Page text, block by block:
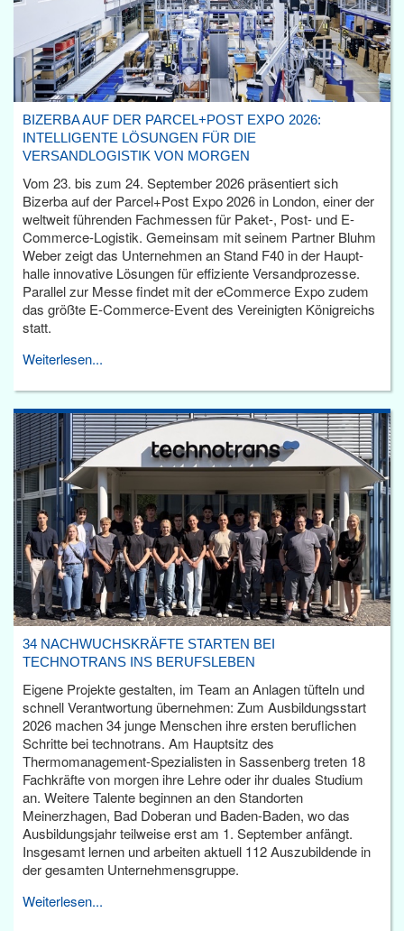
BIZERBA AUF DER PARCEL+POST EXPO 2026:
INTELLIGENTE LÖSUNGEN FÜR DIE
VERSANDLOGISTIK VON MORGEN
Vom 23. bis zum 24. September 2026 präsentiert sich
Bizerba auf der Parcel+Post Expo 2026 in London, einer der
weltweit führenden Fachmessen für Paket-, Post- und E-
Commerce-Logistik. Gemeinsam mit seinem Partner Bluhm
Weber zeigt das Unternehmen an Stand F40 in der Haupt­
halle innovative Lösungen für effiziente Versandprozesse.
Parallel zur Messe findet mit der eCommerce Expo zudem
das größte E-Commerce-Event des Vereinigten Königreichs
statt.
Weiterlesen...
34 NACHWUCHSKRÄFTE STARTEN BEI
TECHNOTRANS INS BERUFSLEBEN
Eigene Projekte gestalten, im Team an Anlagen tüfteln und
schnell Verantwortung übernehmen: Zum Ausbildungsstart
2026 machen 34 junge Menschen ihre ersten beruflichen
Schritte bei technotrans. Am Hauptsitz des
Thermomanagement-Spezialisten in Sassenberg treten 18
Fachkräfte von morgen ihre Lehre oder ihr duales Studium
an. Weitere Talente beginnen an den Standorten
Meinerzhagen, Bad Doberan und Baden-Baden, wo das
Ausbildungsjahr teilweise erst am 1. September anfängt.
Insgesamt lernen und arbeiten aktuell 112 Auszubildende in
der gesamten Unternehmensgruppe.
Weiterlesen...